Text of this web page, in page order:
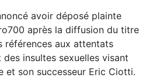
avoir déposé plainte
après la diffusion du titre
références aux attentats
insultes sexuelles visant
et son successeur Eric Ciotti.